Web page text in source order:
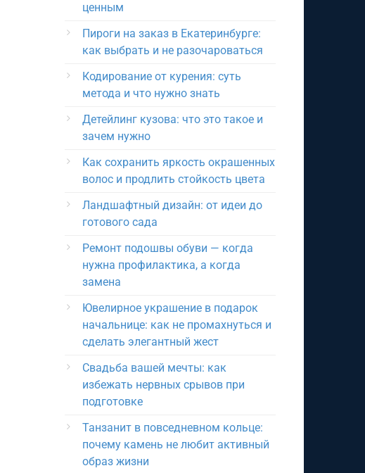
ценным
Пироги на заказ в Екатеринбурге:
как выбрать и не разочароваться
Кодирование от курения: суть
метода и что нужно знать
Детейлинг кузова: что это такое и
зачем нужно
Как сохранить яркость окрашенных
волос и продлить стойкость цвета
Ландшафтный дизайн: от идеи до
готового сада
Ремонт подошвы обуви — когда
нужна профилактика, а когда
замена
Ювелирное украшение в подарок
начальнице: как не промахнуться и
сделать элегантный жест
Свадьба вашей мечты: как
избежать нервных срывов при
подготовке
Танзанит в повседневном кольце:
почему камень не любит активный
образ жизни